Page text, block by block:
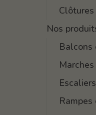
Nos
Balcons
Rampes